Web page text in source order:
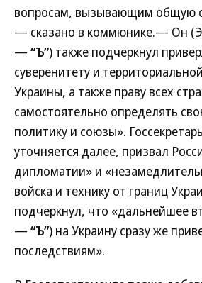
вопросам, вызывающим общую
— сказано в коммюнике.— Он
— “Ъ”) также подчеркнул
суверенитету и
Украины, а также праву всех
самостоятельно определять
политику и союзы».
уточняется далее, призвал
дипломатии» и
войска и технику от границ
подчеркнул, что «дальнейшее
— “Ъ”) на Украину сразу же
последствиям».